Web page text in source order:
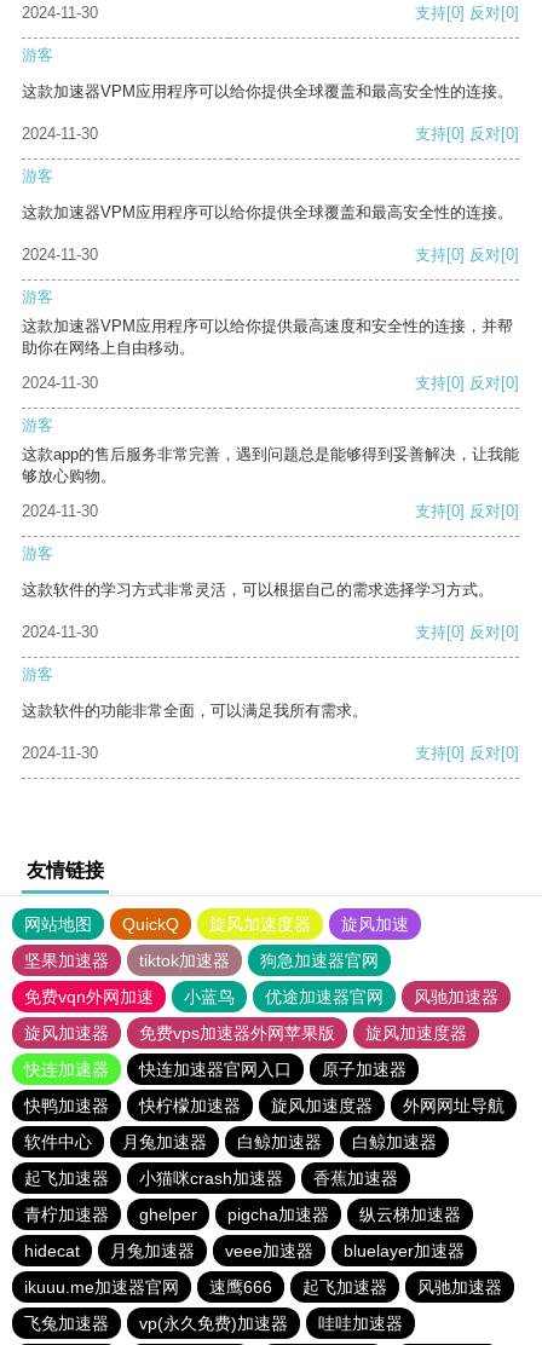
2024-11-30 支持[0] 反对[0]
游客
这款加速器VPM应用程序可以给你提供全球覆盖和最高安全性的连接。
2024-11-30 支持[0] 反对[0]
游客
这款加速器VPM应用程序可以给你提供全球覆盖和最高安全性的连接。
2024-11-30 支持[0] 反对[0]
游客
这款加速器VPM应用程序可以给你提供最高速度和安全性的连接，并帮
助你在网络上自由移动。
2024-11-30
支持[0] 反对[0]
游客
这款app的售后服务非常完善，遇到问题总是能够得到妥善解决，让我能
够放心购物。
2024-11-30
支持[0] 反对[0]
游客
这款软件的学习方式非常灵活，可以根据自己的需求选择学习方式。
2024-11-30 支持[0] 反对[0]
游客
这款软件的功能非常全面，可以满足我所有需求。
2024-11-30 支持[0] 反对[0]
友情链接
网站地图 QuickQ 旋风加速度器
旋风加速
坚果加速器
tiktok加速器
狗急加速器官网
免费vqn外网加速
小蓝鸟 优途加速器官网
风驰加速器
旋风加速器
免费vps加速器外网苹果版
旋风加速度器
快连加速器
快连加速器官网入口
原子加速器
快鸭加速器
快柠檬加速器 旋风加速度器
外网网址导航
软件中心
月兔加速器 白鲸加速器
白鲸加速器
起飞加速器
小猫咪crash加速器
香蕉加速器
青柠加速器
ghelper pigcha加速器
纵云梯加速器
hidecat
月兔加速器 veee加速器
bluelayer加速器
ikuuu.me加速器官网
速鹰666 起飞加速器
风驰加速器
飞兔加速器
vp(永久免费)加速器 哇哇加速器